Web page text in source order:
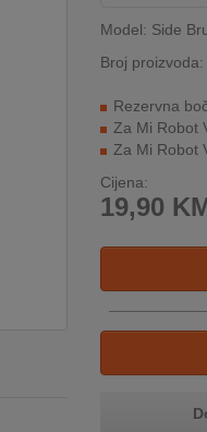
Model: Side
Broj
Rezervna
Za Mi Robot
Za Mi Robot
Cijena:
19,90